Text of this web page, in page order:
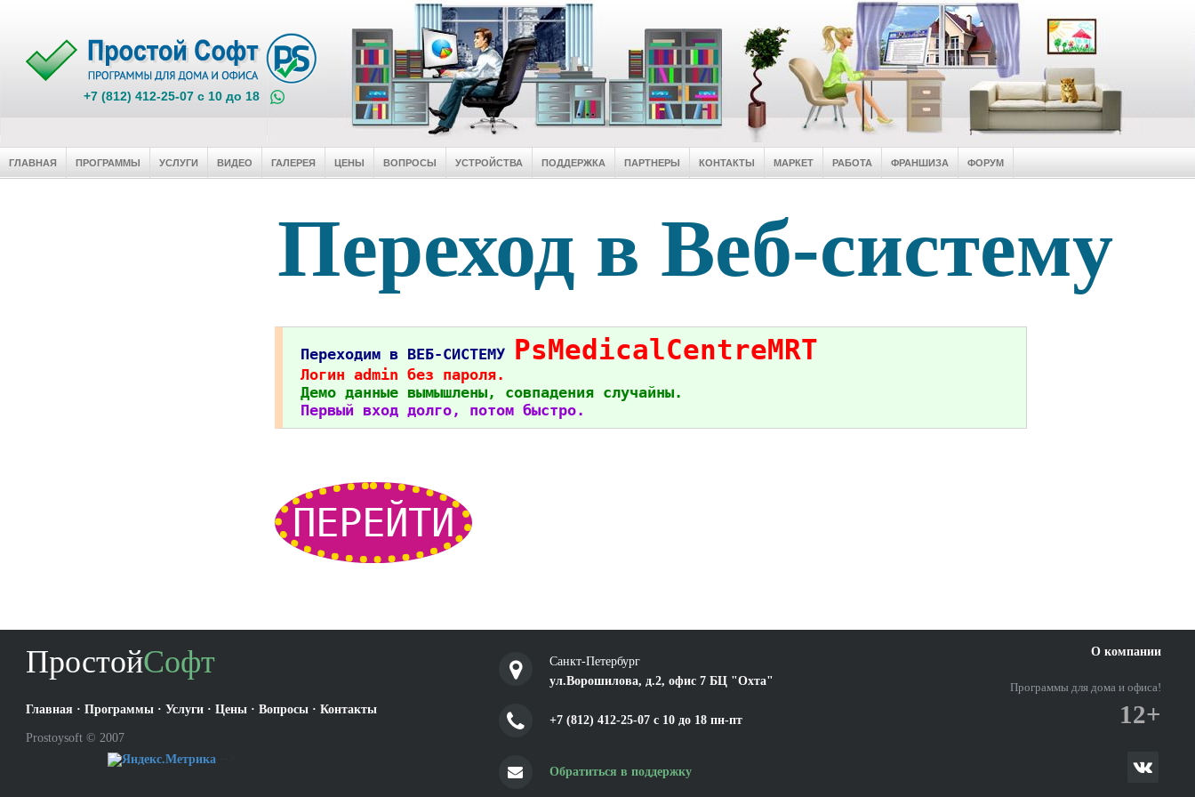
+7 (812) 412-25-07 c 10 до 18
ГЛАВНАЯ ПРОГРАММЫ УСЛУГИ ВИДЕО ГАЛЕРЕЯ ЦЕНЫ ВОПРОСЫ УСТРОЙСТВА ПОДДЕРЖКА ПАРТНЕРЫ КОНТАКТЫ МАРКЕТ РАБОТА ФРАНШИЗА ФОРУМ
Переход в Веб-систему
Переходим в ВЕБ-СИСТЕМУ PsMedicalCentreMRT
Логин admin без пароля.
Демо данные вымышлены, совпадения случайны.
Первый вход долго, потом быстро.
ПЕРЕЙТИ
ПростойСофт
Главная · Программы · Услуги · Цены · Вопросы · Контакты
Prostoysoft © 2007
Санкт-Петербург
ул.Ворошилова, д.2, офис 7 БЦ "Охта"
+7 (812) 412-25-07 c 10 до 18 пн-пт
Обратиться в поддержку
О компании
Программы для дома и офиса!
12+